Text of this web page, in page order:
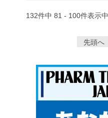
132件中 81 - 100件表示中
先頭へ